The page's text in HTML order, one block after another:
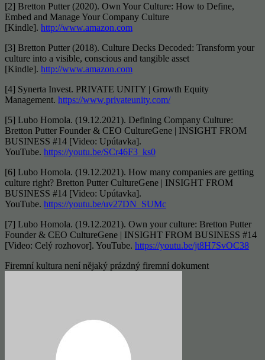
[2] Bretton Putter (2020). Own Your Culture: How to Define,
Embed and Manage Your Company Culture
[Kindle]. http://www.amazon.com
[3] Bretton Putter (2018). Culture Decks Decoded: Transform your
culture into a visible, conscious and tangible asset
[Kindle]. http://www.amazon.com
[4] Synerta Invest. PRIVATE UNITY | Growth Equity
Management. https://www.privateunity.com/
[5] Lubo Homola. (19.12.2021). Defining Company Culture:
Bretton Putter Founder & CEO CultureGene | INSIGHT FROM
BUSINESS #14 [Video: Upútavka].
YouTube. https://youtu.be/SCr46F3_ks0
[6] Lubo Homola. (19.12.2021). How many companies are getting
culture right? Bretton Putter CultureGene | INSIGHT FROM
BUSINESS #14 [Video: Upútavka].
YouTube. https://youtu.be/uv27DN_SUMc
[7] Lubo Homola. (19.12.2021). Own your culture: Bretton Putter
Founder & CEO CultureGene | INSIGHT FROM BUSINESS #14
[Video: Celý rozhovor]. YouTube. https://youtu.be/jt8H7SvOC38
Firemní kultura není nějaký prázdný firemní dokument